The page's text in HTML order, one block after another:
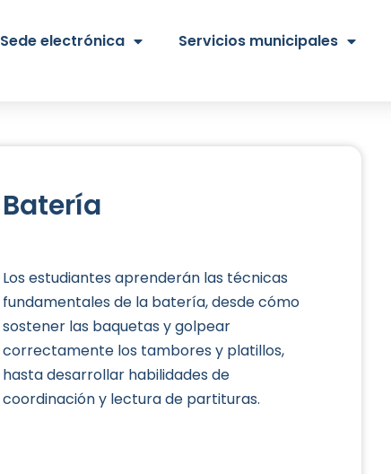
Sede electrónica Servicios municipales
Batería
Los estudiantes aprenderán las técnicas
fundamentales de la batería, desde cómo
sostener las baquetas y golpear
correctamente los tambores y platillos,
hasta desarrollar habilidades de
coordinación y lectura de partituras.